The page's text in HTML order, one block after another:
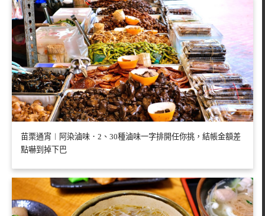
苗栗通宵︱阿染滷味．2、30種滷味一字排開任你挑，結帳金額差
點嚇到掉下巴